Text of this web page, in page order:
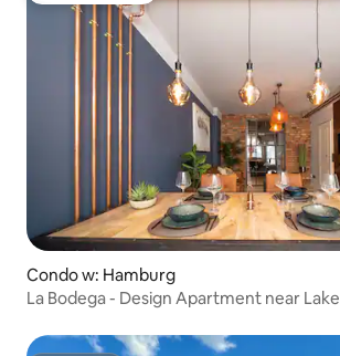
Condo w: Hamburg
La Bodega - Design Apartment near Lake